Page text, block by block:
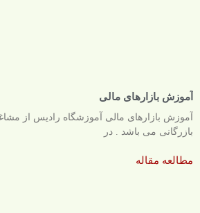
آموزش بازارهای مالی
آموزش بازارهای مالی آموزشگاه رادیس از
بازرگانی می باشد . در
مطالعه مقاله